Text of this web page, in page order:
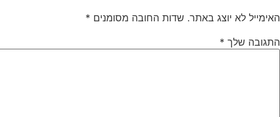
האימייל לא יוצג באתר. שדות החובה מסומנים *
התגובה שלך *